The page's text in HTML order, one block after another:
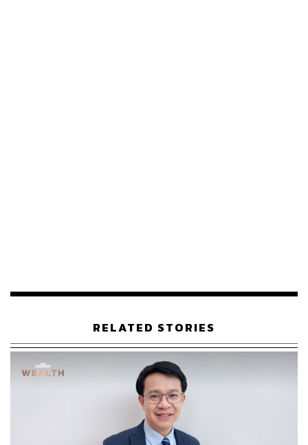
แต่ผลกระทบจากราคาพลังงานน่าจะลากยาว และกิจกรรม
พลังงานเฉลี่ยอาจอยู่ในระดับราว 100 ดอลลาร์ต่อบาร์เรล
สำหรับกรณีที่ดี (Better Case) สถานการณ์ความขัดแย้งอาจ
จบลงภายในช่วงครึ่งปีแรกเช่นกัน แต่ผลกระทบจากราคา
พลังงานจะไม่ยืดเยื้อเท่า Base Case โดยราคาพลังงานเฉลี่ย
อาจอยู่ที่ระดับประมาณ 80 ดอลลาร์ต่อบาร์เรล
RELATED STORIES